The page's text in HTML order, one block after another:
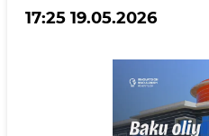
17:25 19.05.2026